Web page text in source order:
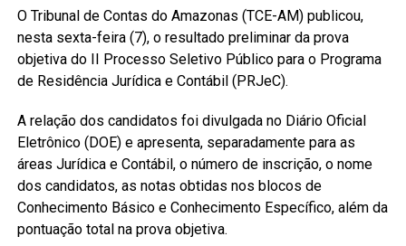
O Tribunal de Contas do Amazonas (TCE-AM) publicou,
nesta sexta-feira (7), o resultado preliminar da prova
objetiva do II Processo Seletivo Público para o Programa
de Residência Jurídica e Contábil (PRJeC).
A relação dos candidatos foi divulgada no Diário Oficial
Eletrônico (DOE) e apresenta, separadamente para as
áreas Jurídica e Contábil, o número de inscrição, o nome
dos candidatos, as notas obtidas nos blocos de
Conhecimento Básico e Conhecimento Específico, além da
pontuação total na prova objetiva.